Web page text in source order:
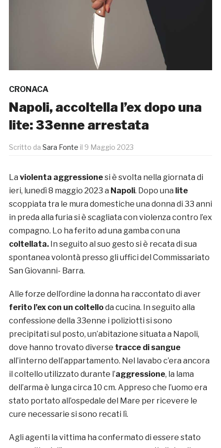
CRONACA
Napoli, accoltella l’ex dopo una
lite: 33enne arrestata
Scritto da Sara Fonte il 9 Maggio 2023
La violenta aggressionesi è svolta nella giornata di
ieri, lunedì 8 maggio 2023 a Napoli. Dopo una lite
scoppiata tra le mura domestiche una donna di 33 anni
in preda alla furia si è scagliata con violenza contro l’ex
compagno. Lo ha ferito ad una gamba con una
coltellata. In seguito al suo gesto si è recata di sua
spontanea volontà presso gli uffici del Commissariato
San Giovanni- Barra.
Alle forze dell’ordine la donna ha raccontato di aver
ferito l’ex con un coltelloda cucina. In seguito alla
confessione della 33enne i poliziotti si sono
precipitati sul posto, un’abitazione situata a Napoli,
dove hanno trovato diverse tracce di sangue
all’interno dell’appartamento. Nel lavabo c’era ancora
il coltello utilizzato durante l’aggressione, la lama
dell’arma è lunga circa 10 cm. Appreso che l’uomo era
stato portato all’ospedale del Mare per ricevere le
cure necessarie si sono recati lì.
Agli agenti la vittima ha confermato di essere stato